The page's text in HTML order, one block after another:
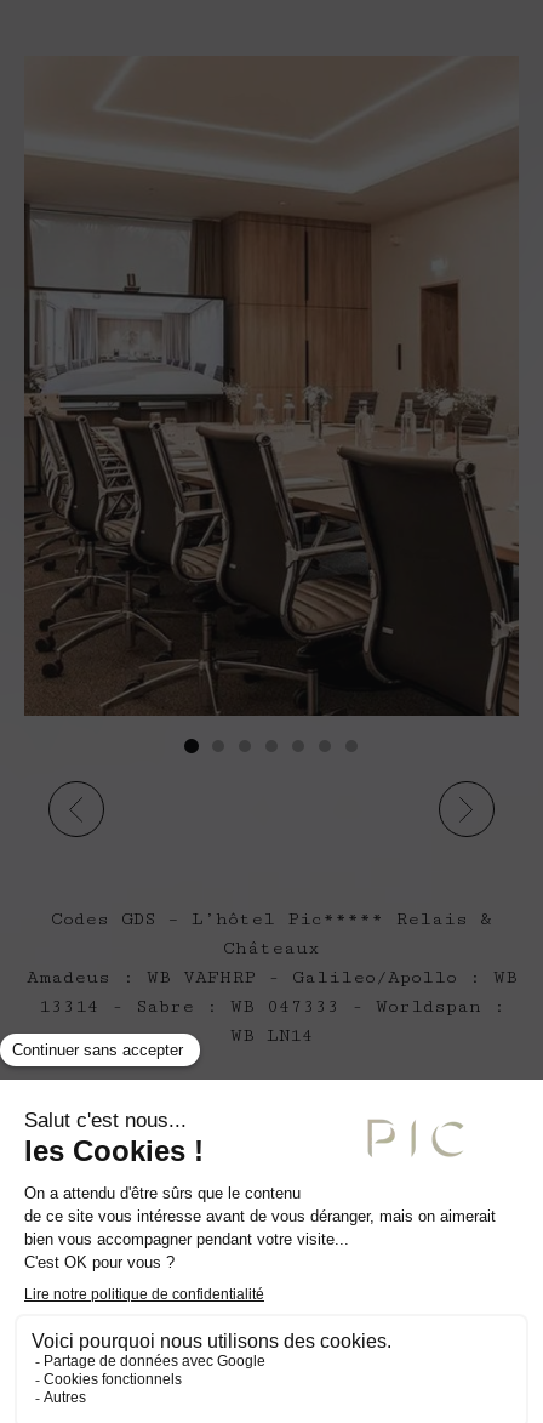
LA SALLE DE SÉMINAIRES
Codes GDS – L’hôtel Pic***** Relais &
Châteaux
Amadeus : WB VAFHRP - Galileo/Apollo : WB
13314 - Sabre : WB 047333 - Worldspan :
WB LN14